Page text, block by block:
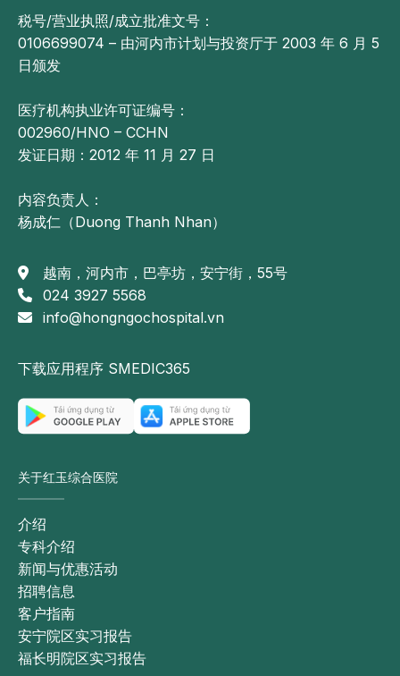
税号/营业执照/成立批准文号：
0106699074 – 由河内市计划与投资厅于 2003 年 6 月 5
日颁发
医疗机构执业许可证编号：
002960/HNO – CCHN
发证日期：2012 年 11 月 27 日
内容负责人：
杨成仁（Duong Thanh Nhan）
越南，河内市，巴亭坊，安宁街，55号
024 3927 5568
info@hongngochospital.vn
下载应用程序 SMEDIC365
关于红玉综合医院
介绍
专科介绍
新闻与优惠活动
招聘信息
客户指南
安宁院区实习报告
福长明院区实习报告